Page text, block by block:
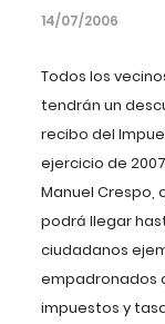
14/07/2006
Todos los
tendrán un
recibo del
ejercicio de
Manuel Crespo,
podrá llegar
ciudadanos
empadronados
impuestos y